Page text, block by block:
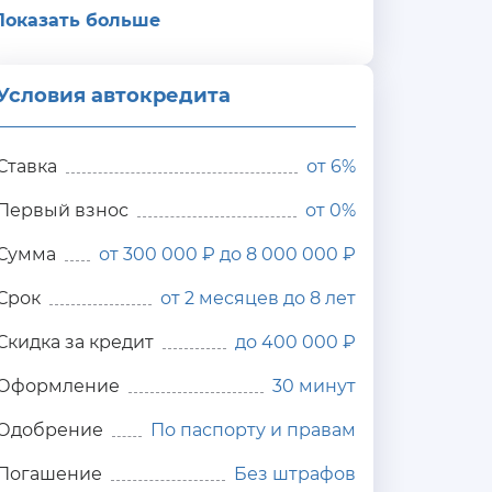
больше
автокредита
от 6%
взнос от 0%
от 300 000 ₽ до 8 000 000 ₽
от 2 месяцев до 8 лет
за кредит до 400 000 ₽
30 минут
По паспорту и правам
Без штрафов